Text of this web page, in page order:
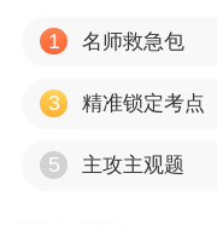
1 名师救急包
3 精准锁定考点
5 主攻主观题